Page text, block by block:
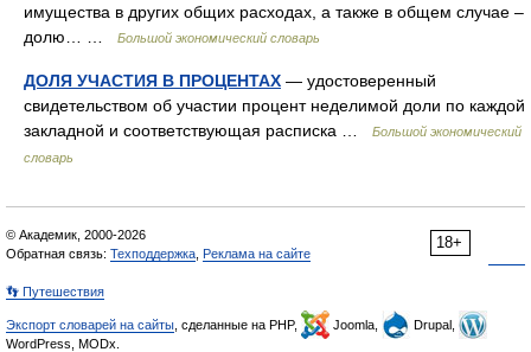
имущества в других общих расходах, а также в общем случае –
долю… …
Большой экономический словарь
ДОЛЯ УЧАСТИЯ В ПРОЦЕНТАХ — удостоверенный
свидетельством об участии процент неделимой доли по каждой
закладной и соответствующая расписка …
Большой экономический
словарь
18+
© Академик, 2000-2026
Обратная связь: Техподдержка Реклама на сайте
👣 Путешествия
Экспорт словарей на сайты , сделанные на PHP, Joomla,
Drupal,
WordPress, MODx.